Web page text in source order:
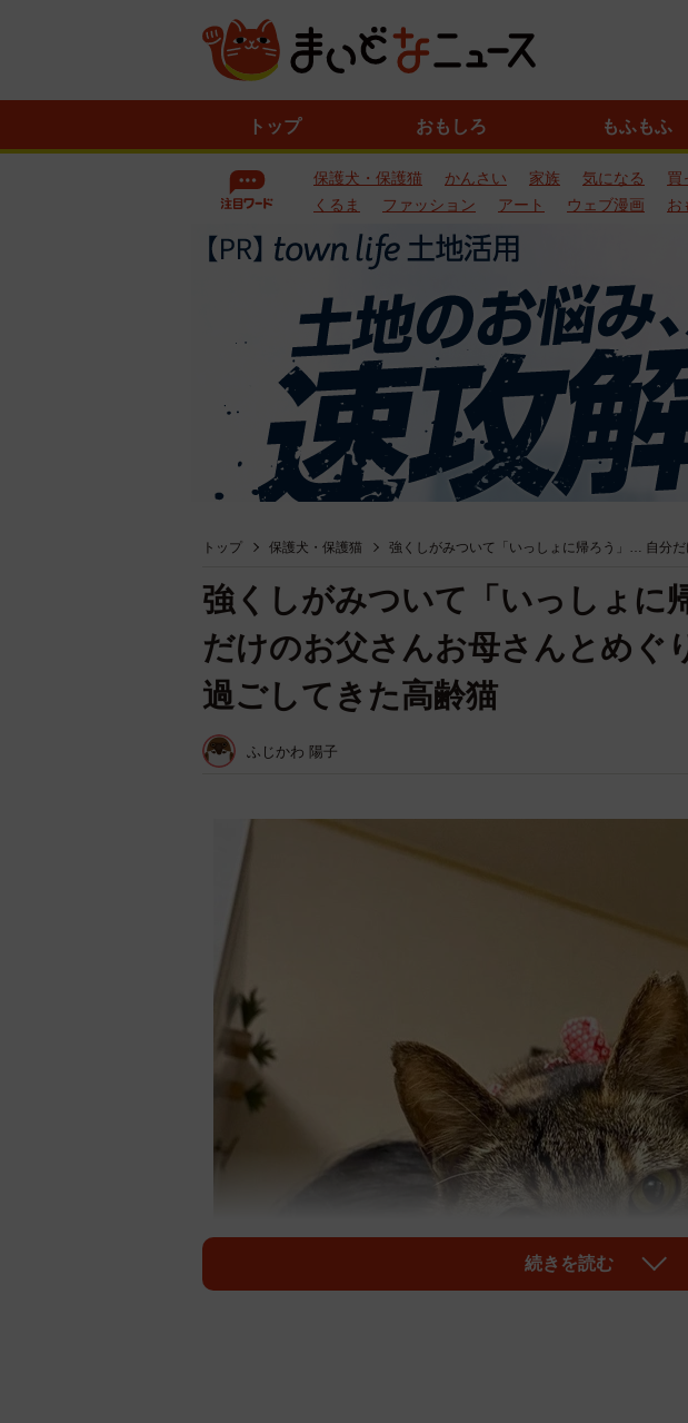
トップ おもしろ もふもふ
保護犬・保護猫 かんさい 家族 気になる 買
くるま
ファッション アート ウェブ漫画 お
トップ 保護犬・保護猫 強くしがみついて「いっしょに帰ろう」… 自分だ
強くしがみついて「いっしょに
だけのお父さんお母さんとめぐ
過ごしてきた高齢猫
ふじかわ 陽子
続きを読む